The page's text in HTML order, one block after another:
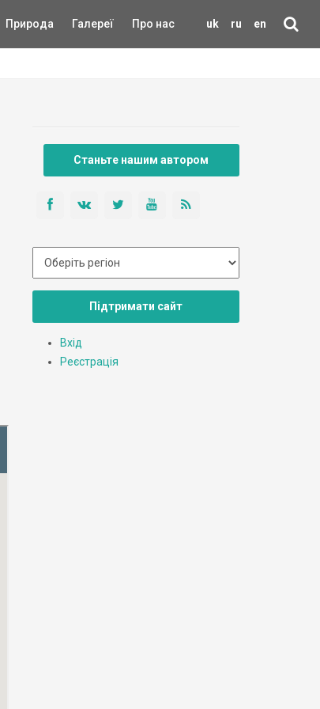
uk ru en
Природа Галереї Про нас
Станьте нашим автором
Підтримати сайт
Вхід
Реєстрація